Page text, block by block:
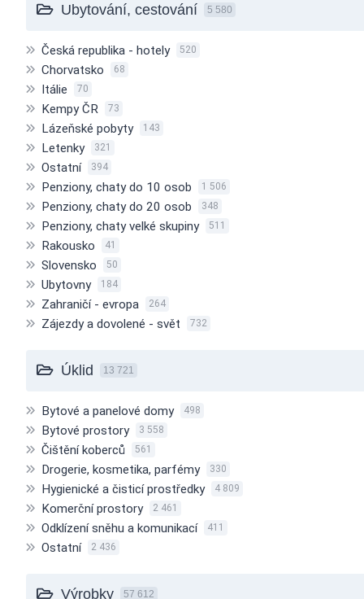
Ubytování, cestování 5 580
Česká republika - hotely 520
Chorvatsko 68
Itálie 70
Kempy ČR 73
Lázeňské pobyty 143
Letenky 321
Ostatní 394
Penziony, chaty do 10 osob 1 506
Penziony, chaty do 20 osob 348
Penziony, chaty velké skupiny 511
Rakousko 41
Slovensko 50
Ubytovny 184
Zahraničí - evropa 264
Zájezdy a dovolené - svět 732
Úklid 13 721
Bytové a panelové domy 498
Bytové prostory 3 558
Čištění koberců 561
Drogerie, kosmetika, parfémy 330
Hygienické a čisticí prostředky 4 809
Komerční prostory 2 461
Odklízení sněhu a komunikací 411
Ostatní 2 436
Výrobky 57 612